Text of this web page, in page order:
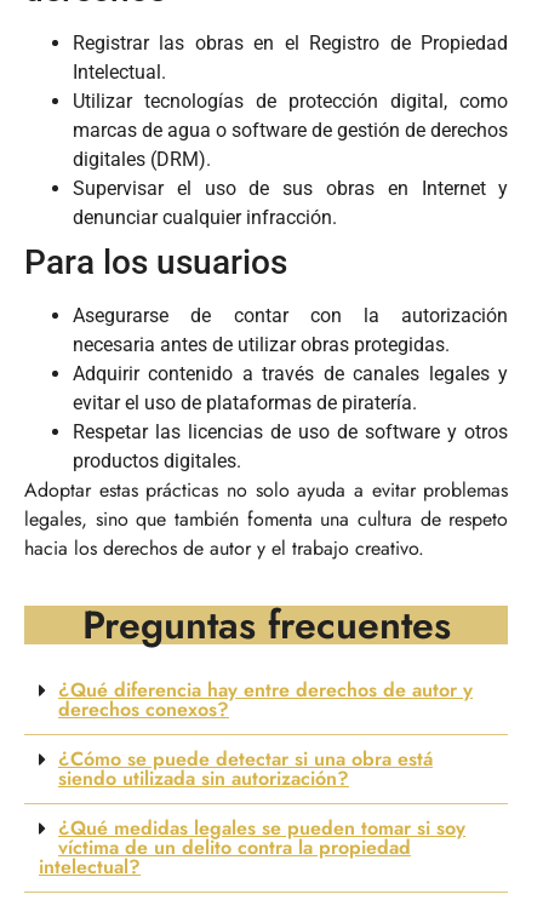
Registrar las obras en el Registro de Propiedad
Intelectual.
Utilizar tecnologías de protección digital, como
marcas de agua o software de gestión de derechos
digitales (DRM).
Supervisar el uso de sus obras en Internet y
denunciar cualquier infracción.
Para los usuarios
Asegurarse de contar con la autorización
necesaria antes de utilizar obras protegidas.
Adquirir contenido a través de canales legales y
evitar el uso de plataformas de piratería.
Respetar las licencias de uso de software y otros
productos digitales.
Adoptar estas prácticas no solo ayuda a evitar problemas
legales, sino que también fomenta una cultura de respeto
hacia los derechos de autor y el trabajo creativo.
Preguntas frecuentes
¿Qué diferencia hay entre derechos de autor y
derechos conexos?
¿Cómo se puede detectar si una obra está
siendo utilizada sin autorización?
¿Qué medidas legales se pueden tomar si soy
víctima de un delito contra la propiedad
intelectual?